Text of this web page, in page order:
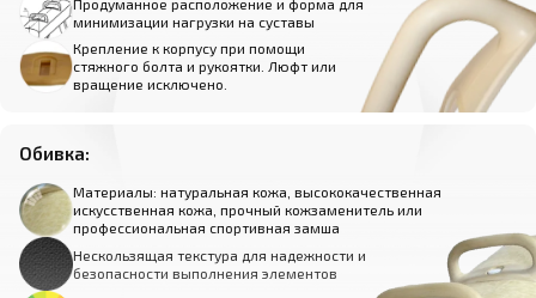
минимизации нагрузки на суставы
Крепление к корпусу при помощи
стяжного болта и рукоятки. Люфт или
вращение исключено.
Обивка:
Материалы: натуральная кожа, высококачественная
искусственная кожа, прочный кожзаменитель или
профессиональная спортивная замша
Нескользящая текстура для надежности и
безопасности выполнения элементов